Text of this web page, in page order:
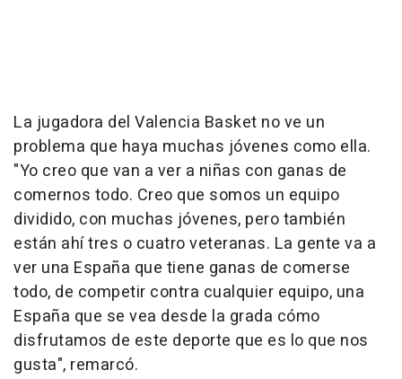
La jugadora del Valencia Basket no ve un
problema que haya muchas jóvenes como ella.
"Yo creo que van a ver a niñas con ganas de
comernos todo. Creo que somos un equipo
dividido, con muchas jóvenes, pero también
están ahí tres o cuatro veteranas. La gente va a
ver una España que tiene ganas de comerse
todo, de competir contra cualquier equipo, una
España que se vea desde la grada cómo
disfrutamos de este deporte que es lo que nos
gusta", remarcó.